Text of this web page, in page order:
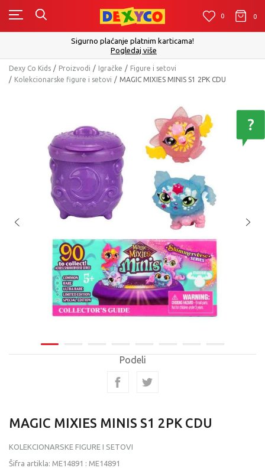
0 0
Sigurno plaćanje platnim karticama!
Pogledaj više
Dexy Co Kids Proizvodi Igračke
Figure i setovi
Kolekcionarske figure i setovi
MAGIC MIXIES MINIS S1 2PK CDU
Podeli
MAGIC MIXIES MINIS S1 2PK CDU
KOLEKCIONARSKE FIGURE I SETOVI
Šifra artikla: ME14891 : ME14891